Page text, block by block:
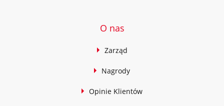
O nas
Zarząd
Nagrody
Opinie Klientów